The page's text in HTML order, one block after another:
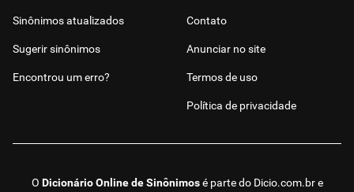
O Dicionário Online de Sinônimosé parte do Dicio.com.bre
Sinônimos atualizados
Sugerir sinônimos
Encontrou um erro?
Contato
Anunciar no site
Termos de uso
Política de privacidade